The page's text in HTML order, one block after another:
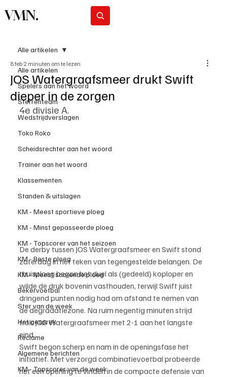
VMN.
Alle artikelen
Spelers aan het woord
Sterrenteam
Wedstrijdverslagen
Toko Roko
Scheidsrechter aan het woord
Trainer aan het woord
Klassementen
Standen & uitslagen
KM - Meest sportieve ploeg
KM - Minst gepasseerde ploeg
KM - Topscorer van het seizoen
KM - Beste ploeg
KM - Meest scorende ploeg
Bekervoetbal
Ster van de week
Het gesprek
Reclame
Algemene berichten
KM - Topscorer van de week
Alle artikelen
JOS Watergraafsmeer drukt Swift
dieper in de zorgen
8 feb 2 minuten om te lezen
4e divisie A.
De derby tussen JOS Watergraafsmeer en Swift stond
zaterdag in het teken van tegengestelde belangen. De
thuisploeg begon het duel als (gedeeld) koploper en
wilde de druk bovenin vasthouden, terwijl Swift juist
dringend punten nodig had om afstand te nemen van
de degradatiezone. Na ruim negentig minuten strijd
trok JOS Watergraafsmeer met 2-1 aan het langste
eind.
Swift begon scherp en nam in de openingsfase het
initiatief. Met verzorgd combinatievoetbal probeerde
het een opening te vinden in de compacte defensie van